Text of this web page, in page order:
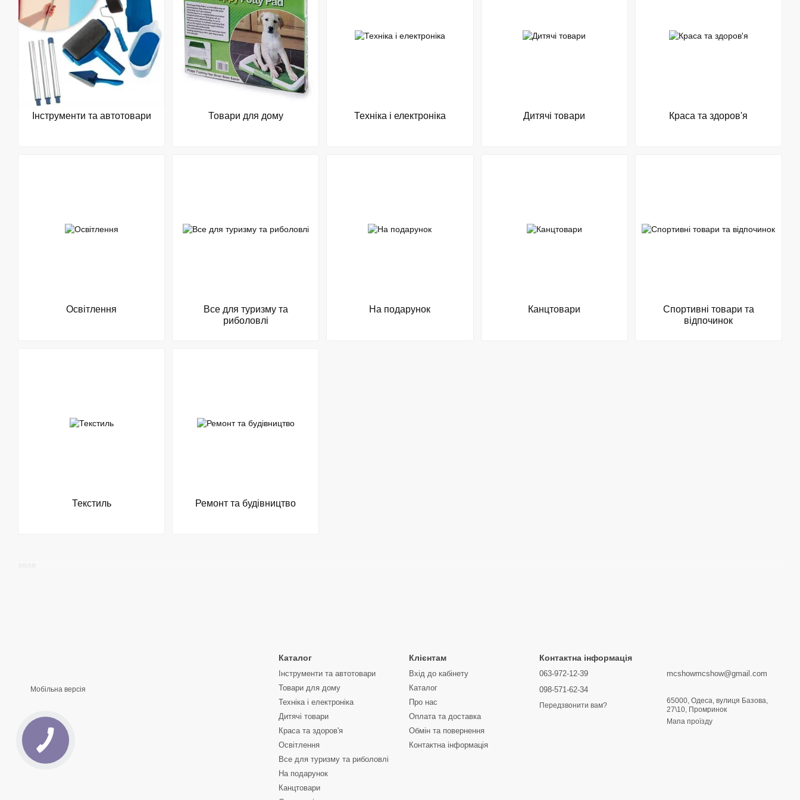
Інструменти та автотовари Товари для дому Техніка і електроніка Дитячі товари Краса та здоров'я
Освітлення
Все для туризму та
риболовлі
На подарунок Канцтовари
Спортивні товари та
відпочинок
Текстиль Ремонт та будівництво
Мобільна версія
Каталог
Інструменти та автотовари
Товари для дому
Техніка і електроніка
Дитячі товари
Краса та здоров'я
Освітлення
Все для туризму та риболовлі
На подарунок
Канцтовари
Клієнтам
Вхід до кабінету
Каталог
Про нас
Оплата та доставка
Обмін та повернення
Контактна інформація
Контактна інформація
063-972-12-39
098-571-62-34
Передзвонити вам?
mcshowmcshow@gmail.com
65000, Одеса, вулиця Базова,
27\10, Промринок
Мапа проїзду